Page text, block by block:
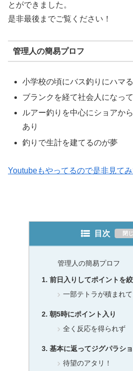
とができました。
是非最後までご覧ください！
管理人の簡易プロフ
小学校の頃にバス釣りにハマる
ブランクを経て社会人になっ
ルアー釣りを中心にショアか
あり
釣りで生計を建てるのが夢
Youtubeもやってるので是非見てみ
目次
管理人の簡易プロフ
前日入りしてポイントを
一部テトラが積まれ
朝5時にポイント入り
全く反応を得られず
基本に返ってジグパラシ
待望のアタリ！